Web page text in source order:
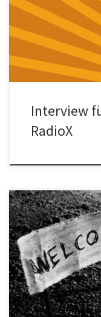
über das Projekt
[…]
Interview
RadioX
Das Interview von
Vorstandsvorsitzender
schaffen das!“ Über
Engagement mit […]